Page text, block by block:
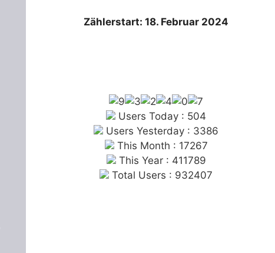
Zählerstart: 18. Februar 2024
Users Today : 504
Users Yesterday : 3386
This Month : 17267
This Year : 411789
Total Users : 932407